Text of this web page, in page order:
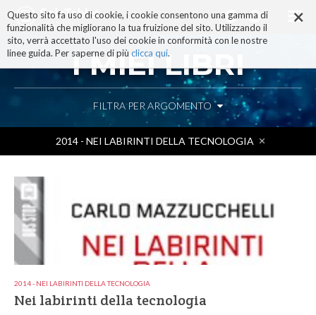
×
Questo sito fa uso di cookie, i cookie consentono una gamma di
funzionalità che migliorano la tua fruizione del sito. Utilizzando il
sito, verrà accettato l'uso dei cookie in conformità con le nostre
linee guida. Per saperne di più clicca qui.
ai
contenuti.
|
alla
navigazione
I MIEI LIBRI
FILTRA PER ARGOMENTO
2014 - NEI LABIRINTI DELLA TECNOLOGIA
2014 - NEI LABIRINTI DELLA TECNOLOGIA
Nei labirinti della tecnologia